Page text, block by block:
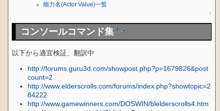
能力名(Actor Value)一覧
↑
コンソールコマンド集†
以下から適宜検証、翻訳中
http://forums.guru3d.com/showpost.php?p=1679826&post
count=2
http://www.elderscrolls.com/forums/index.php?showtopic=2
84222
http://www.gamewinners.com/DOSWIN/blelderscrolls4.htm